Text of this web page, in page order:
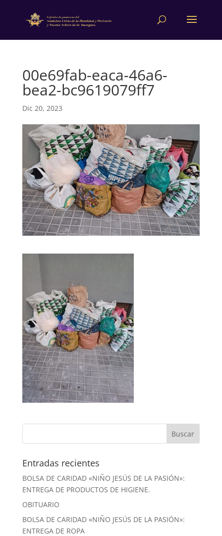
00e69fab-eaca-46a6-
bea2-bc9619079ff7
Dic 20, 2023
Entradas recientes
BOLSA DE CARIDAD «NIÑO JESÚS DE LA PASIÓN»:
ENTREGA DE PRODUCTOS DE HIGIENE.
OBITUARIO
BOLSA DE CARIDAD «NIÑO JESÚS DE LA PASIÓN»:
ENTREGA DE ROPA